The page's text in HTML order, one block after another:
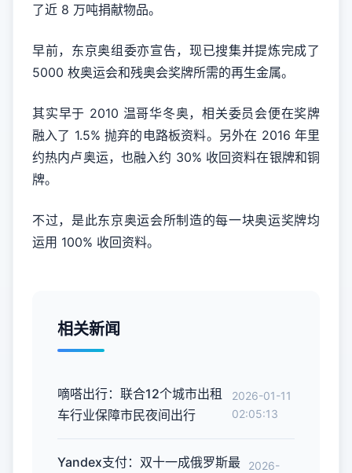
了近 8 万吨捐献物品。
早前，东京奥组委亦宣告，现已搜集并提炼完成了
5000 枚奥运会和残奥会奖牌所需的再生金属。
其实早于 2010 温哥华冬奥，相关委员会便在奖牌
融入了 1.5% 抛弃的电路板资料。另外在 2016 年里
约热内卢奥运，也融入约 30% 收回资料在银牌和铜
牌。
不过，是此东京奥运会所制造的每一块奥运奖牌均
运用 100% 收回资料。
相关新闻
嘀嗒出行：联合12个城市出租
车行业保障市民夜间出行
2026-01-11
02:05:13
Yandex支付：双十一成俄罗斯最
2026-